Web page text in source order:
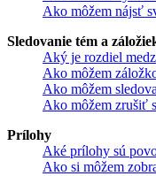
Ako môžem nájsť
Sledovanie tém a
Aký je rozdiel
Ako môžem
Ako môžem
Ako môžem zrušiť
Prílohy
Aké prílohy sú
Ako si môžem